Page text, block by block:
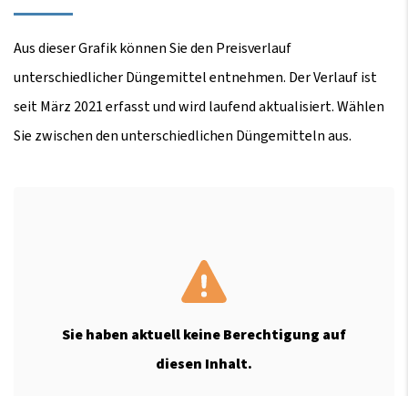
Aus dieser Grafik können Sie den Preisverlauf
unterschiedlicher Düngemittel entnehmen. Der Verlauf ist
seit März 2021 erfasst und wird laufend aktualisiert. Wählen
Sie zwischen den unterschiedlichen Düngemitteln aus.
Sie haben aktuell keine Berechtigung auf
diesen Inhalt.